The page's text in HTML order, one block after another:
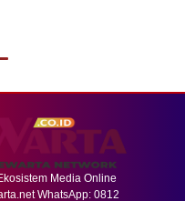
Media Online
WhatsApp: 0812